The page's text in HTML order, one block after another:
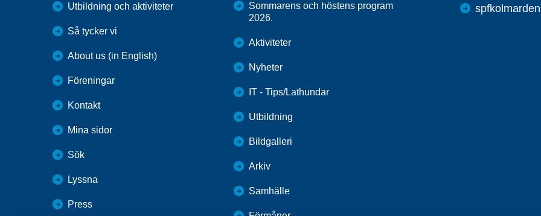
Utbildning och aktiviteter
Så tycker vi
About us (in English)
Föreningar
Kontakt
Mina sidor
Sök
Lyssna
Press
Sommarens och höstens program
2026.
Aktiviteter
Nyheter
IT - Tips/Lathundar
Utbildning
Bildgalleri
Arkiv
Samhälle